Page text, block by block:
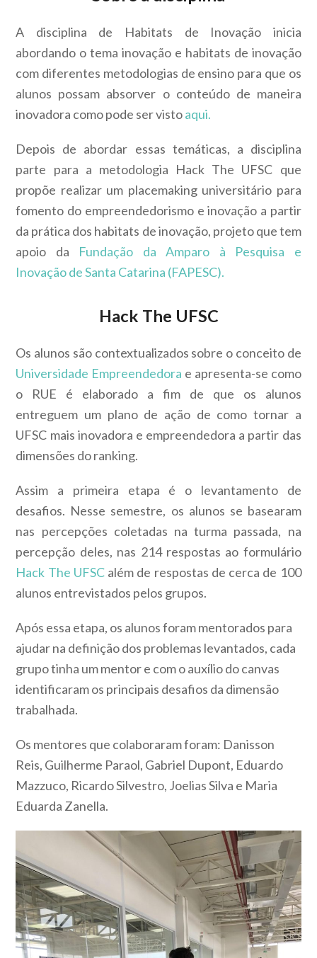
A disciplina de Habitats de Inovação inicia
abordando o tema inovação e habitats de inovação
com diferentes metodologias de ensino para que os
alunos possam absorver o conteúdo de maneira
inovadora como pode ser vistoaqui.
Depois de abordar essas temáticas, a disciplina
parte para a metodologia Hack The UFSC que
propõe realizar um placemaking universitário para
fomento do empreendedorismo e inovação a partir
da prática dos habitats de inovação, projeto que tem
apoio da Fundação da Amparo à Pesquisa e
Inovação de Santa Catarina (FAPESC).
Hack The UFSC
Os alunos são contextualizados sobre o conceito de
Universidade Empreendedora e apresenta-se como
o RUE é elaborado a fim de que os alunos
entreguem um plano de ação de como tornar a
UFSC mais inovadora e empreendedora a partir das
dimensões do ranking.
Assim a primeira etapa é o levantamento de
desafios. Nesse semestre, os alunos se basearam
nas percepções coletadas na turma passada, na
percepção deles, nas 214 respostas ao formulário
Hack The UFSCalém de respostas de cerca de 100
alunos entrevistados pelos grupos.
Após essa etapa, os alunos foram mentorados para
ajudar na definição dos problemas levantados, cada
grupo tinha um mentor e com o auxílio do canvas
identificaram os principais desafios da dimensão
trabalhada.
Os mentores que colaboraram foram: Danisson
Reis, Guilherme Paraol, Gabriel Dupont, Eduardo
Mazzuco, Ricardo Silvestro, Joelias Silva e Maria
Eduarda Zanella.